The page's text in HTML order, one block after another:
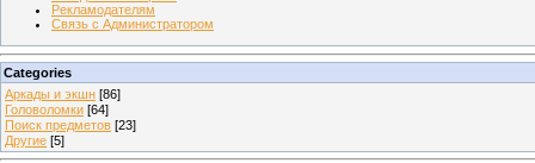
Рекламодателям
Связь с Администратором
Categories
Аркады и экшн [86]
Головоломки [64]
Поиск предметов [23]
Другие [5]